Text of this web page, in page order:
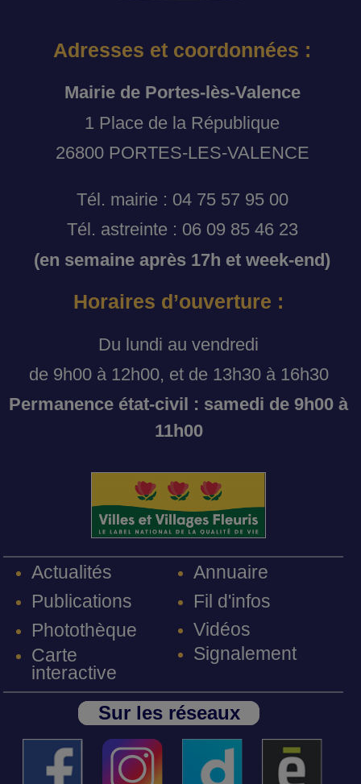
Adresses et coordonnées :
Mairie de Portes-lès-Valence
1 Place de la République
26800 PORTES-LES-VALENCE
Tél. mairie : 04 75 57 95 00
Tél. astreinte : 06 09 85 46 23
(en semaine après 17h et week-end)
Horaires d’ouverture :
Du lundi au vendredi
de 9h00 à 12h00, et de 13h30 à 16h30
Permanence état-civil : samedi de 9h00 à
11h00
Actualités
Publications
Photothèque
Carte
interactive
Annuaire
Fil d'infos
Vidéos
Signalement
Sur les réseaux